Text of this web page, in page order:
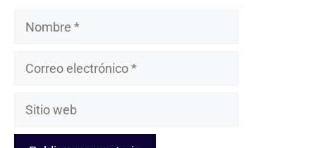
Nombre
Correo
Sitio